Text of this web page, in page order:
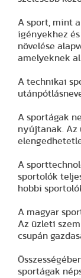
A sport, mint
igényekhez
növelése
amelyeknek
A technikai
A sportágak
nyújtanak. Az
A
sportolók
hobbi
A magyar
Az üzleti
csupán
sportágak